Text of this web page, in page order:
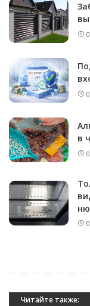
в
Читайте также: